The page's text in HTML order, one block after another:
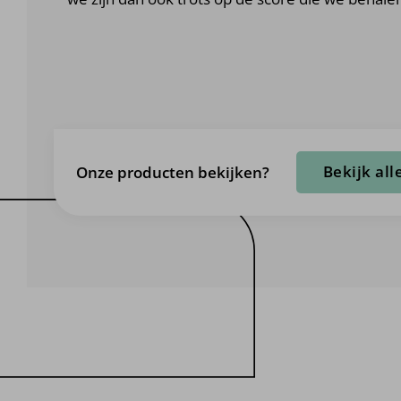
Onze producten bekijken? Bekijk